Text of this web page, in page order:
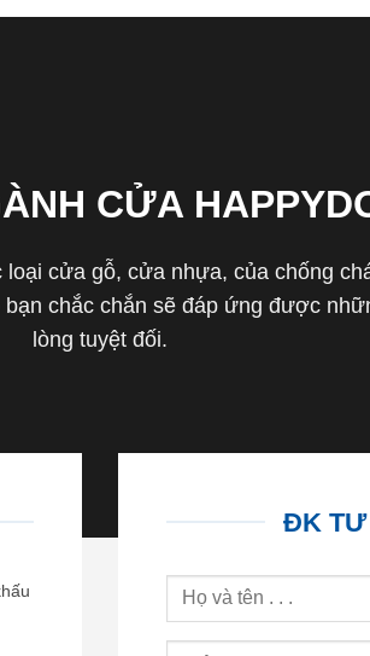
CỬA
cửa gỗ, cửa nhựa, của chống
chắc chắn sẽ đáp ứng được
lòng tuyệt đối.
ĐK TƯ